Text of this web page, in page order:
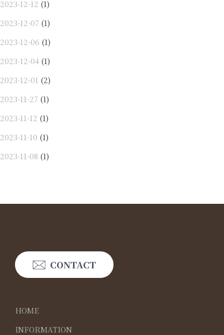
2023-12-12 (1)
2023-12-07 (1)
2023-12-06 (1)
2023-12-04 (1)
2023-12-01 (2)
2023-11-27 (1)
2023-11-12 (1)
2023-11-10 (1)
2023-11-08 (1)
CONTACT
HOME
INFORMATION